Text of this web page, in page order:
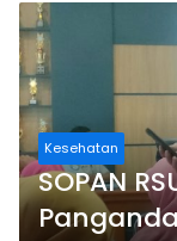
Kesehatan
SOPAN